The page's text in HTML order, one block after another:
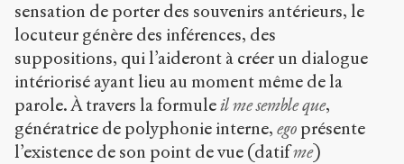
sensation de porter des souvenirs antérieurs, le
locuteur génère des inférences, des
suppositions, qui l’aideront à créer un dialogue
intériorisé ayant lieu au moment même de la
parole. À travers la formuleil me semble que,
génératrice de polyphonie interne, ego présente
l’existence de son point de vue (datifme)